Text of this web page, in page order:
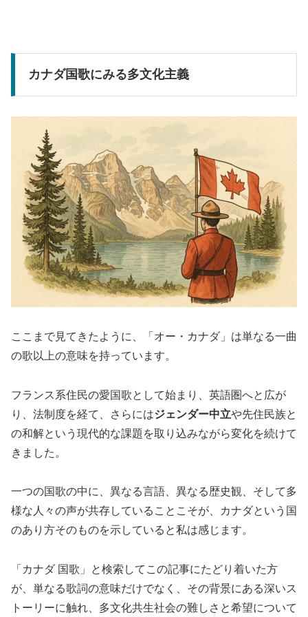
カナダ国歌にみる多文化主義
ここまで見てきたように、「オー・カナダ」は単なる一曲
の歌以上の意味を持っています。
フランス系住民の愛国歌として始まり、英語圏へと広が
り、法制度を経て、さらにはジェンダー中立や先住民族と
の和解という現代的な課題を取り込みながら変化を続けて
きました。
一つの国歌の中に、異なる言語、異なる歴史観、そして多
様な人々の声が共存していることこそが、カナダという国
のあり方そのものを示していると私は感じます。
「カナダ 国歌」と検索してこの記事にたどり着いた方
が、単なる歌詞の意味だけでなく、その背景にある深いス
トーリーに触れ、多文化共生社会の難しさと希望について